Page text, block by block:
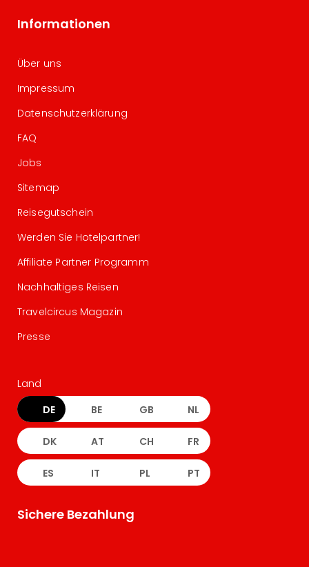
Informationen
Über uns
Impressum
Datenschutzerklärung
FAQ
Jobs
Sitemap
Reisegutschein
Werden Sie Hotelpartner!
Affiliate Partner Programm
Nachhaltiges Reisen
Travelcircus Magazin
Presse
Land
DE BE GB NL
DK AT CH FR
ES IT PL PT
Sichere Bezahlung